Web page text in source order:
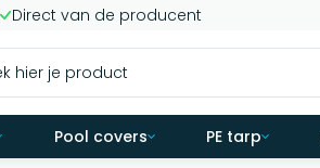
Direct van de producent
Pool covers PE tarp